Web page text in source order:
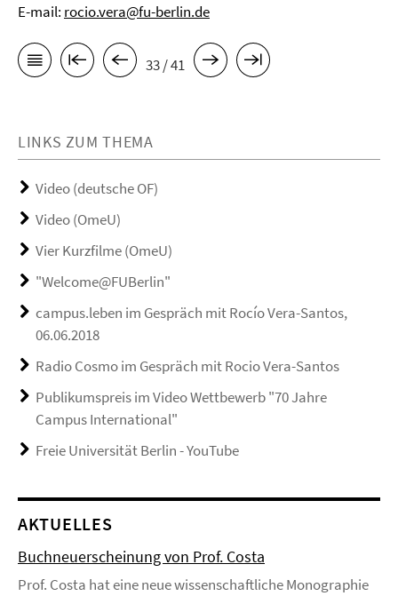
E-mail: rocio.vera@fu-berlin.de
33 / 41
LINKS ZUM THEMA
Video (deutsche OF)
Video (OmeU)
Vier Kurzfilme (OmeU)
"Welcome@FUBerlin"
campus.leben im Gespräch mit Rocío Vera-Santos,
06.06.2018
Radio Cosmo im Gespräch mit Rocio Vera-Santos
Publikumspreis im Video Wettbewerb "70 Jahre
Campus International"
Freie Universität Berlin - YouTube
AKTUELLES
Buchneuerscheinung von Prof. Costa
Prof. Costa hat eine neue wissenschaftliche Monographie